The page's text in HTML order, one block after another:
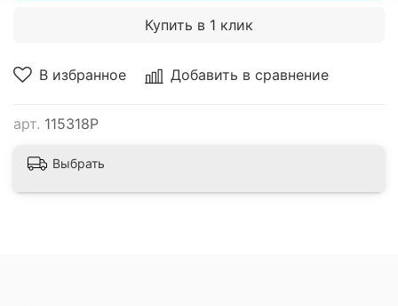
В избранное Добавить в сравнение
арт. 115318P
Купить в 1 клик
Выбрать